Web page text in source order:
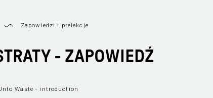
Zapowiedzi i prelekcje
- ZAPOWIEDŹ
Waste - introduction